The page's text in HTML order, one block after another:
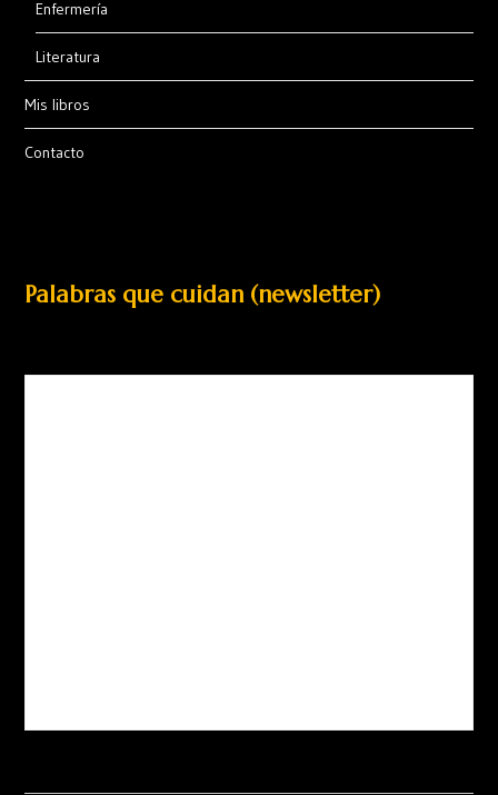
Enfermería
Literatura
Mis libros
Contacto
Palabras que cuidan (newsletter)